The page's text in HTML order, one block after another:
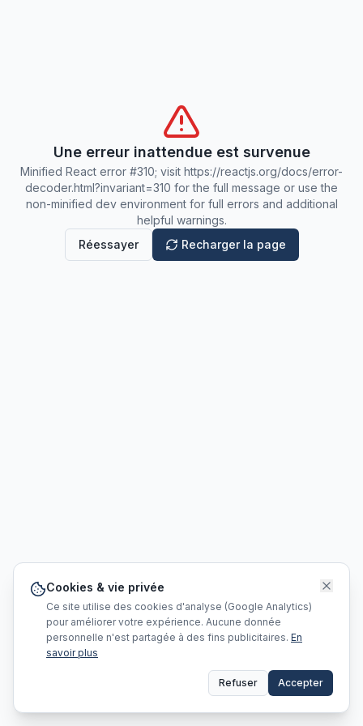
Une erreur inattendue est survenue
Minified React error #310; visit https://reactjs.org/docs/error-
decoder.html?invariant=310 for the full message or use the
non-minified dev environment for full errors and additional
helpful warnings.
Réessayer
Recharger la page
Cookies & vie privée
Ce site utilise des cookies d'analyse (Google Analytics)
pour améliorer votre expérience. Aucune donnée
personnelle n'est partagée à des fins publicitaires. En
savoir plus
Refuser Accepter